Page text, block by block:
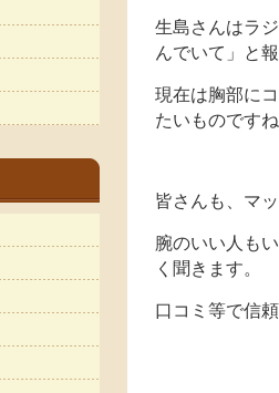
生島さんはラ
んでいて」と
現在は胸部に
たいものですね
皆さんも、マ
腕のいい人も
く聞きます。
口コミ等で信